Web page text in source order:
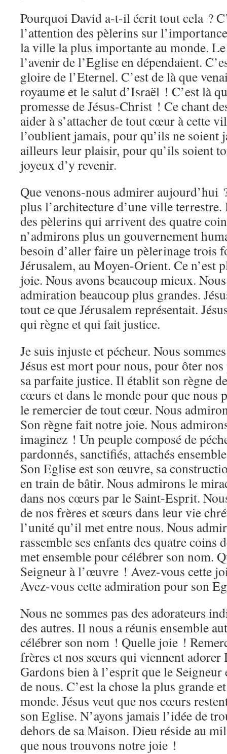
Pourquoi David a-t-il écrit tout cela ?
l’attention des pèlerins sur
la ville la plus importante au monde.
l’avenir de l’Eglise en dépendaient.
gloire de l’Eternel. C’est de là que
royaume et le salut d’Israël ! C’est là
promesse de Jésus-Christ ! Ce chant
aider à s’attacher de tout cœur à cette
l’oublient jamais, pour qu’ils ne soient
ailleurs leur plaisir, pour qu’ils soient
joyeux d’y revenir.
Que venons-nous admirer aujourd’hui
plus l’architecture d’une ville
des pèlerins qui arrivent des quatre
n’admirons plus un gouvernement
besoin d’aller faire un pèlerinage trois
Jérusalem, au Moyen-Orient. Ce n’est
joie. Nous avons beaucoup mieux.
admiration beaucoup plus grandes.
tout ce que Jérusalem représentait.
qui règne et qui fait justice.
Je suis injuste et pécheur. Nous
Jésus est mort pour nous, pour ôter
sa parfaite justice. Il établit son règne
cœurs et dans le monde pour que nous
le remercier de tout cœur. Nous
Son règne fait notre joie. Nous
imaginez ! Un peuple composé de
pardonnés, sanctifiés, attachés
Son Eglise est son œuvre, sa
en train de bâtir. Nous admirons le
dans nos cœurs par le Saint-Esprit.
de nos frères et sœurs dans leur vie
l’unité qu’il met entre nous. Nous
rassemble ses enfants des quatre coins
met ensemble pour célébrer son nom.
Seigneur à l’œuvre ! Avez-vous cette
Avez-vous cette admiration pour son
Nous ne sommes pas des adorateurs
des autres. Il nous a réunis ensemble
célébrer son nom ! Quelle joie !
frères et nos sœurs qui viennent adorer
Gardons bien à l’esprit que le
de nous. C’est la chose la plus grande
monde. Jésus veut que nos cœurs
son Eglise. N’ayons jamais l’idée de
dehors de sa Maison. Dieu réside au
que nous trouvons notre joie !